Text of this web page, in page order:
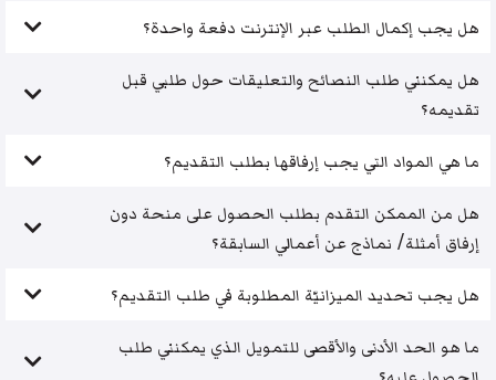
هل يجب إكمال الطلب عبر الإنترنت دفعة واحدة؟
هل يمكنني طلب النصائح والتعليقات حول طلبي قبل
تقديمه؟
ما هي المواد التي يجب إرفاقها بطلب التقديم؟
هل من الممكن التقدم بطلب الحصول على منحة دون
إرفاق أمثلة/ نماذج عن أعمالي السابقة؟
هل يجب تحديد الميزانيّة المطلوبة في طلب التقديم؟
ما هو الحد الأدنى والأقصى للتمويل الذي يمكنني طلب